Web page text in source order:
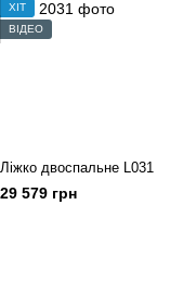
ХІТ
ВІДЕО
Ліжко двоспальне L031
29 579 грн